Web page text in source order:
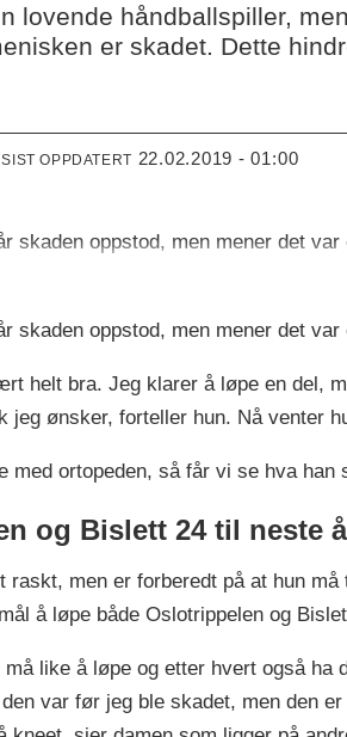
lovende håndballspiller,
er skadet. Dette
SIST OPPDATERT 22.02.2019 - 01:00
skaden oppstod, men mener det
skaden oppstod, men mener det
helt bra. Jeg klarer å løpe en del,
jeg ønsker, forteller hun. Nå venter
ortopeden, så får vi se hva han
og Bislett 24 til neste
raskt, men er forberedt på at hun
å løpe både Oslotrippelen og
like å løpe og etter hvert også
var før jeg ble skadet, men den